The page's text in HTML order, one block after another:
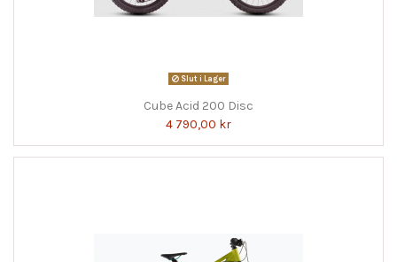
Slut i Lager
Cube Acid 200 Disc
4 790,00 kr